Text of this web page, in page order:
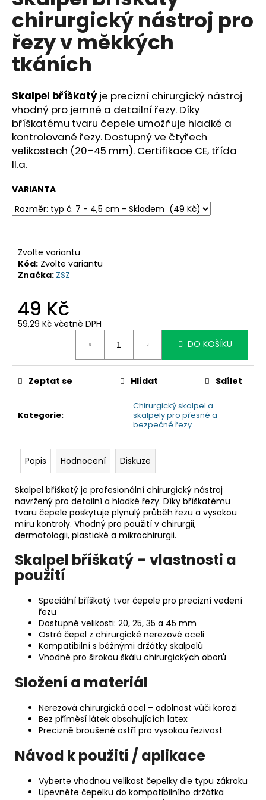
z
5
hvězdiček.
chirurgický nástroj pro
řezy v měkkých
tkáních
Skalpel bříškatýje precizní chirurgický nástroj
vhodný pro jemné a detailní řezy. Díky
bříškatému tvaru čepele umožňuje hladké a
kontrolované řezy. Dostupný ve čtyřech
velikostech (20–45 mm). Certifikace CE, třída
II.a.
VARIANTA
Zvolte variantu
Kód: Zvolte variantu
Značka: ZSZ
49 Kč
59,29 Kč včetně DPH
DO KOŠÍKU
Kategorie:
Chirurgický skalpel a
skalpely pro přesné a
bezpečné řezy
Zeptat se Hlídat Sdílet
Popis Hodnocení Diskuze
Skalpel bříškatý je profesionální chirurgický nástroj
navržený pro detailní a hladké řezy. Díky bříškatému
tvaru čepele poskytuje plynulý průběh řezu a vysokou
míru kontroly. Vhodný pro použití v chirurgii,
dermatologii, plastické a mikrochirurgii.
Skalpel bříškatý – vlastnosti a
použití
Speciální bříškatý tvar čepele pro precizní vedení
řezu
Dostupné velikosti: 20, 25, 35 a 45 mm
Ostrá čepel z chirurgické nerezové oceli
Kompatibilní s běžnými držátky skalpelů
Vhodné pro širokou škálu chirurgických oborů
Složení a materiál
Nerezová chirurgická ocel – odolnost vůči korozi
Bez příměsí látek obsahujících latex
Precizně broušené ostří pro vysokou řezivost
Návod k použití / aplikace
Vyberte vhodnou velikost čepelky dle typu zákroku
Upevněte čepelku do kompatibilního držátka
a
j
í
t
?
HLEDAT
D
o
p
u
č
u
j
e
m